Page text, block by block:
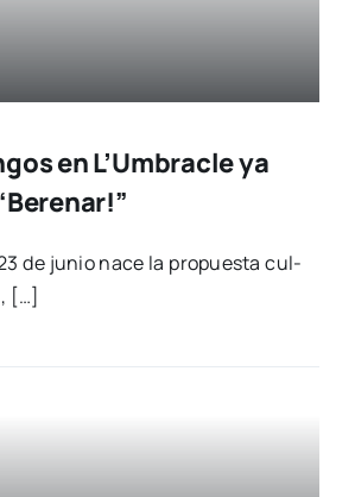
en L’Umbracle ya
de junio nace la pro­pues­ta cul­
[…]